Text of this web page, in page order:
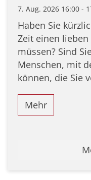
7. Aug. 2026 16:00 -
Haben Sie
Zeit einen
müssen? Sind
Menschen, mit
können, die Sie
Mehr